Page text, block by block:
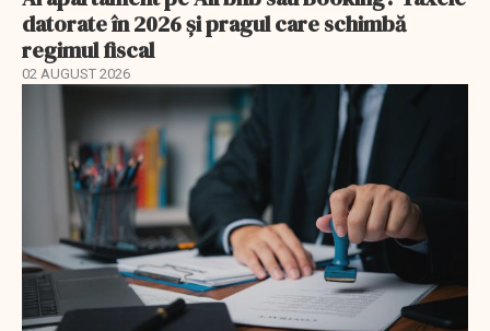
datorate în 2026 și pragul care schimbă
regimul fiscal
02 AUGUST 2026